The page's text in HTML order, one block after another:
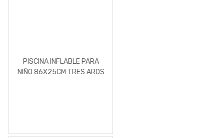
PISCINA INFLABLE PARA
NIÑO 86X25CM TRES AROS